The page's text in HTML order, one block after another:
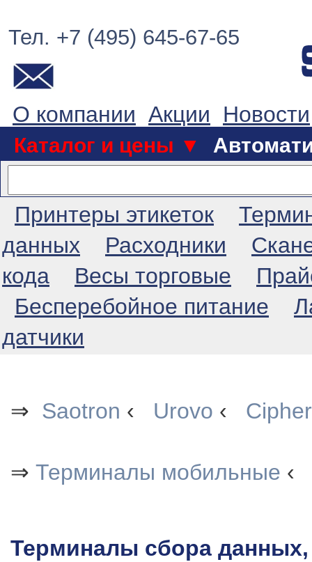
Тел. +7 (495) 645-67-65
О компании Акции Новости
Каталог и цены ▼
Принтеры этикеток
данных
Расходники
кода
Весы торговые
Бесперебойное питание
датчики
⇒ Saotron ‹ Urovo ‹ Cipher
⇒ Терминалы мобильные ‹
Терминалы сбора